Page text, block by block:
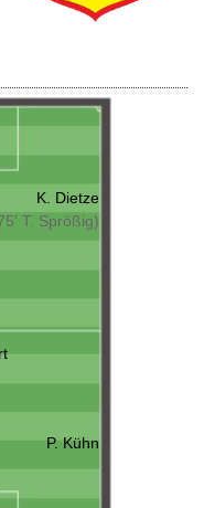
K. Dietze
T. Sprößig)
P. Kühn